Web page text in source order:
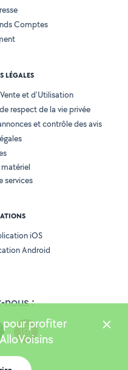
nous :
Comptes
LÉGALES
et d'Utilisation
respect de la vie privée
et contrôle des avis
services
iOS
Android
pour profiter